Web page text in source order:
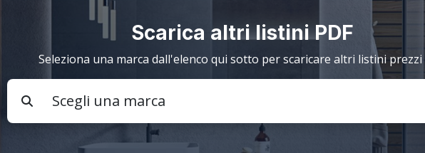
Scarica altri listini PDF
Seleziona una marca dall'elenco qui sotto per scaricare altri listini prezzi